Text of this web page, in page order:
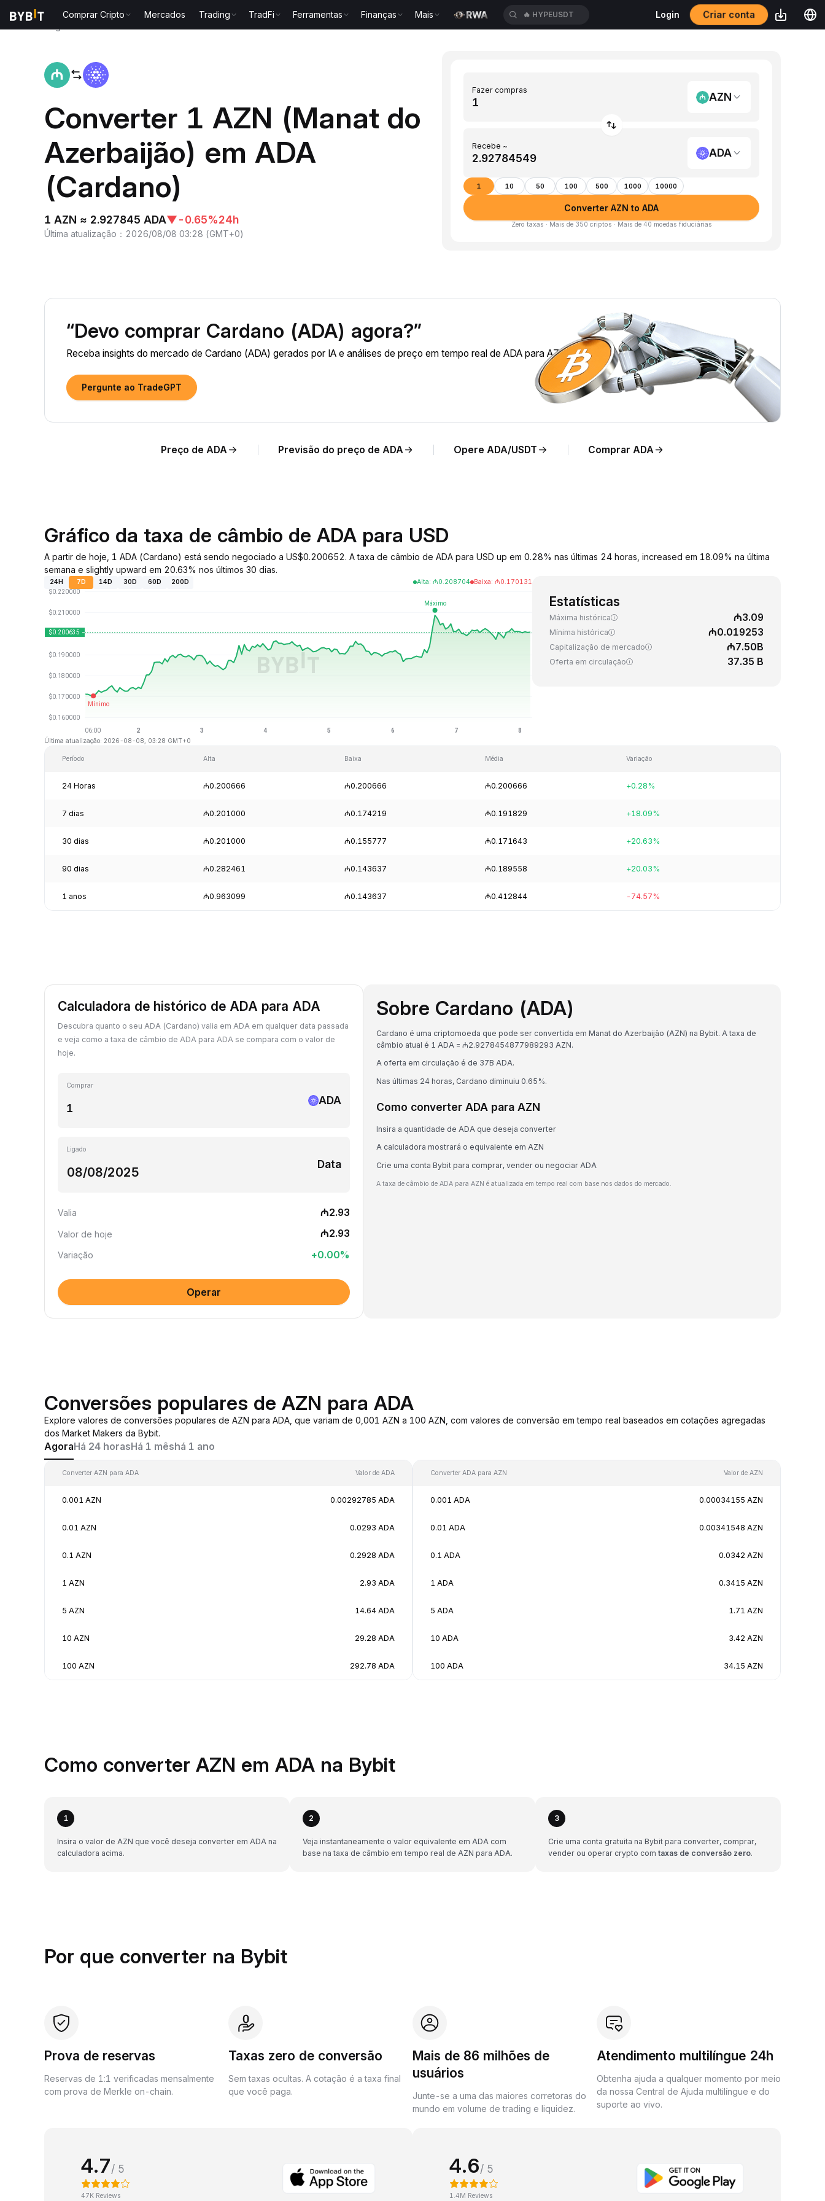
Comprar Cripto Mercados Trading TradFi Ferramentas Finanças Mais 🔥 HYPEUSDT Login Criar conta
Converter 1 AZN (Manat do
Azerbaijão) em ADA
(Cardano)
1 AZN ≈ 2.927845 ADA▼-0.65%24h
Última atualização ： 2026/08/08 03:28 (GMT+0)
Fazer compras
AZN
Recebe ~
ADA
1 10 50 100 500 1000 10000
Converter AZN to ADA
Zero taxas · Mais de 350 criptos · Mais de 40 moedas fiduciárias
“Devo comprar Cardano (ADA) agora?”
Receba insights do mercado de Cardano (ADA) gerados por IA e análises de preço em tempo real de ADA para AZN.
Pergunte ao TradeGPT
Preço de ADA Previsão do preço de ADA Opere ADA/USDT Comprar ADA
Gráfico da taxa de câmbio de ADA para USD
A partir de hoje, 1 ADA (Cardano) está sendo negociado a US$0.200652. A taxa de câmbio de ADA para USD up em 0.28% nas últimas 24 horas, increased em 18.09% na última
semana e slightly upward em 20.63% nos últimos 30 dias.
24H 7D 14D 30D 60D 200D Alta: ₼0.208704 Baixa: ₼0.170131
Última atualização: 2026-08-08, 03:28 GMT+0
Estatísticas
Máxima histórica ₼3.09
Mínima histórica ₼0.019253
Capitalização de mercado ₼7.50B
Oferta em circulação 37.35 B
Período Alta Baixa Média Variação
24 Horas ₼0.200666 ₼0.200666 ₼0.200666 +0.28%
7 dias ₼0.201000 ₼0.174219 ₼0.191829 +18.09%
30 dias ₼0.201000 ₼0.155777 ₼0.171643 +20.63%
90 dias ₼0.282461 ₼0.143637 ₼0.189558 +20.03%
1 anos ₼0.963099 ₼0.143637 ₼0.412844 -74.57%
Calculadora de histórico de ADA para ADA
Descubra quanto o seu ADA (Cardano) valia em ADA em qualquer data passada
e veja como a taxa de câmbio de ADA para ADA se compara com o valor de
hoje.
Comprar
ADA
Ligado
Data
Valia ₼2.93
Valor de hoje ₼2.93
Variação +0.00%
Operar
Sobre Cardano (ADA)
Cardano é uma criptomoeda que pode ser convertida em Manat do Azerbaijão (AZN) na Bybit. A taxa de
câmbio atual é 1 ADA = ₼2.9278454877989293 AZN.
A oferta em circulação é de 37B ADA.
Nas últimas 24 horas, Cardano diminuiu 0.65%.
Como converter ADA para AZN
Insira a quantidade de ADA que deseja converter
A calculadora mostrará o equivalente em AZN
Crie uma conta Bybit para comprar, vender ou negociar ADA
A taxa de câmbio de ADA para AZN é atualizada em tempo real com base nos dados do mercado.
Conversões populares de AZN para ADA
Explore valores de conversões populares de AZN para ADA, que variam de 0,001 AZN a 100 AZN, com valores de conversão em tempo real baseados em cotações agregadas
dos Market Makers da Bybit.
AgoraHá 24 horasHá 1 mêshá 1 ano
Converter AZN para ADA Valor de ADA
0.001 AZN 0.00292785 ADA
0.01 AZN 0.0293 ADA
0.1 AZN 0.2928 ADA
1 AZN 2.93 ADA
5 AZN 14.64 ADA
10 AZN 29.28 ADA
100 AZN 292.78 ADA
Converter ADA para AZN Valor de AZN
0.001 ADA 0.00034155 AZN
0.01 ADA 0.00341548 AZN
0.1 ADA 0.0342 AZN
1 ADA 0.3415 AZN
5 ADA 1.71 AZN
10 ADA 3.42 AZN
100 ADA 34.15 AZN
Como converter AZN em ADA na Bybit
1
Insira o valor de AZN que você deseja converter em ADA na
calculadora acima.
2
Veja instantaneamente o valor equivalente em ADA com
base na taxa de câmbio em tempo real de AZN para ADA.
3
Crie uma conta gratuita na Bybit para converter, comprar,
vender ou operar crypto com taxas de conversão zero.
Por que converter na Bybit
Prova de reservas
Reservas de 1:1 verificadas mensalmente
com prova de Merkle on-chain.
Taxas zero de conversão
Sem taxas ocultas. A cotação é a taxa final
que você paga.
Mais de 86 milhões de
usuários
Junte-se a uma das maiores corretoras do
mundo em volume de trading e liquidez.
Atendimento multilíngue 24h
Obtenha ajuda a qualquer momento por meio
da nossa Central de Ajuda multilíngue e do
suporte ao vivo.
4.7/ 5
47K Reviews
4.6/ 5
1.4M Reviews